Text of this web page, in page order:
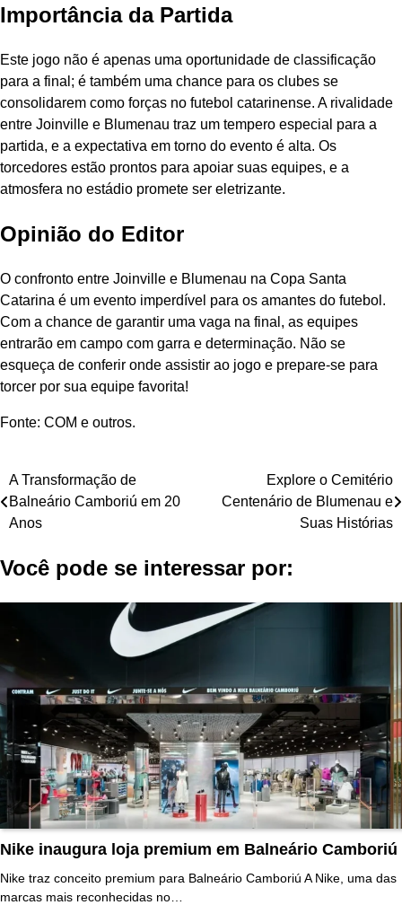
Importância da Partida
Este jogo não é apenas uma oportunidade de classificação
para a final; é também uma chance para os clubes se
consolidarem como forças no futebol catarinense. A rivalidade
entre Joinville e Blumenau traz um tempero especial para a
partida, e a expectativa em torno do evento é alta. Os
torcedores estão prontos para apoiar suas equipes, e a
atmosfera no estádio promete ser eletrizante.
Opinião do Editor
O confronto entre Joinville e Blumenau na Copa Santa
Catarina é um evento imperdível para os amantes do futebol.
Com a chance de garantir uma vaga na final, as equipes
entrarão em campo com garra e determinação. Não se
esqueça de conferir onde assistir ao jogo e prepare-se para
torcer por sua equipe favorita!
Fonte: COM e outros.
Navegação
de
A Transformação de
Balneário Camboriú em 20
Anos
Explore o Cemitério
Centenário de Blumenau e
Suas Histórias
Você pode se interessar por:
Nike inaugura loja premium em Balneário Camboriú
Nike traz conceito premium para Balneário Camboriú A Nike, uma das
marcas mais reconhecidas no…